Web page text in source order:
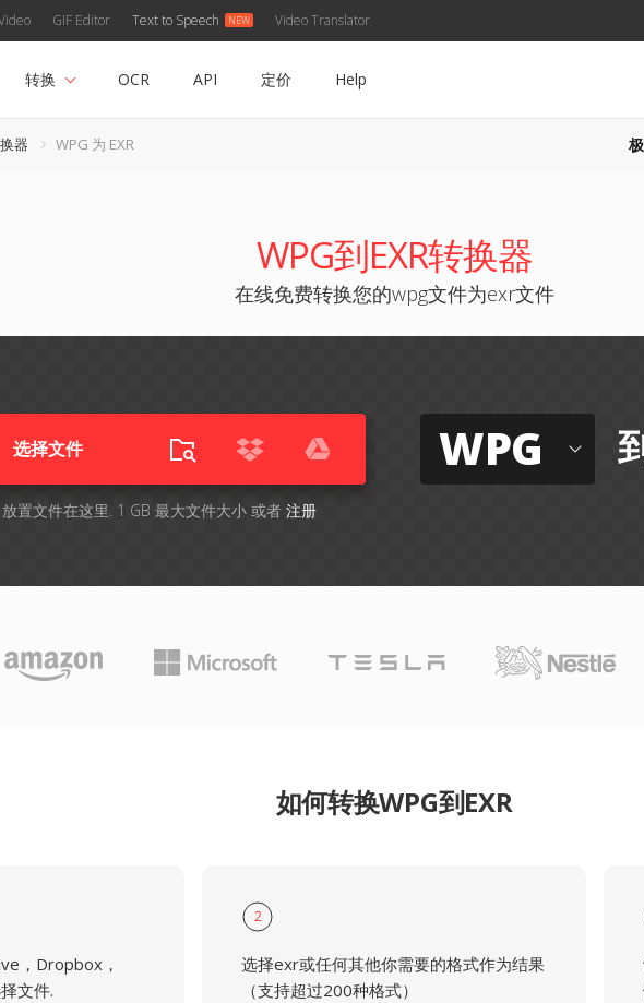
GIF Editor Text to Speech Video Translator
转换 OCR API 定价 Help
器 WPG 为 EXR
WPG到EXR转换器
在线免费转换您的wpg文件为exr文件
选择文件
放置文件在这里. 1 GB 最大文件大小 或者 注册
WPG
如何转换WPG到EXR
，Dropbox，
文件.
2
选择exr或任何其他你需要的格式作为结果
（支持超过200种格式）